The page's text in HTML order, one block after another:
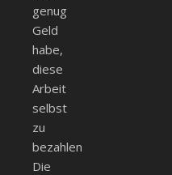
genug
Geld
habe,
diese
Arbeit
selbst
zu
bezahlen.
Die